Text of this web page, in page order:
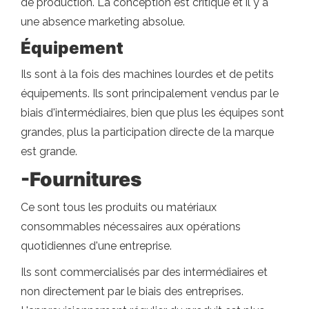
une absence marketing absolue.
Équipement
Ils sont à la fois des machines lourdes et de petits
équipements. Ils sont principalement vendus par le
biais d'intermédiaires, bien que plus les équipes sont
grandes, plus la participation directe de la marque
est grande.
-Fournitures
Ce sont tous les produits ou matériaux
consommables nécessaires aux opérations
quotidiennes d'une entreprise.
Ils sont commercialisés par des intermédiaires et
non directement par le biais des entreprises.